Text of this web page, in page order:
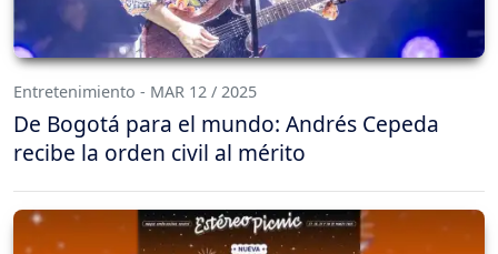
Entretenimiento - MAR 12 / 2025
De Bogotá para el mundo: Andrés Cepeda
recibe la orden civil al mérito